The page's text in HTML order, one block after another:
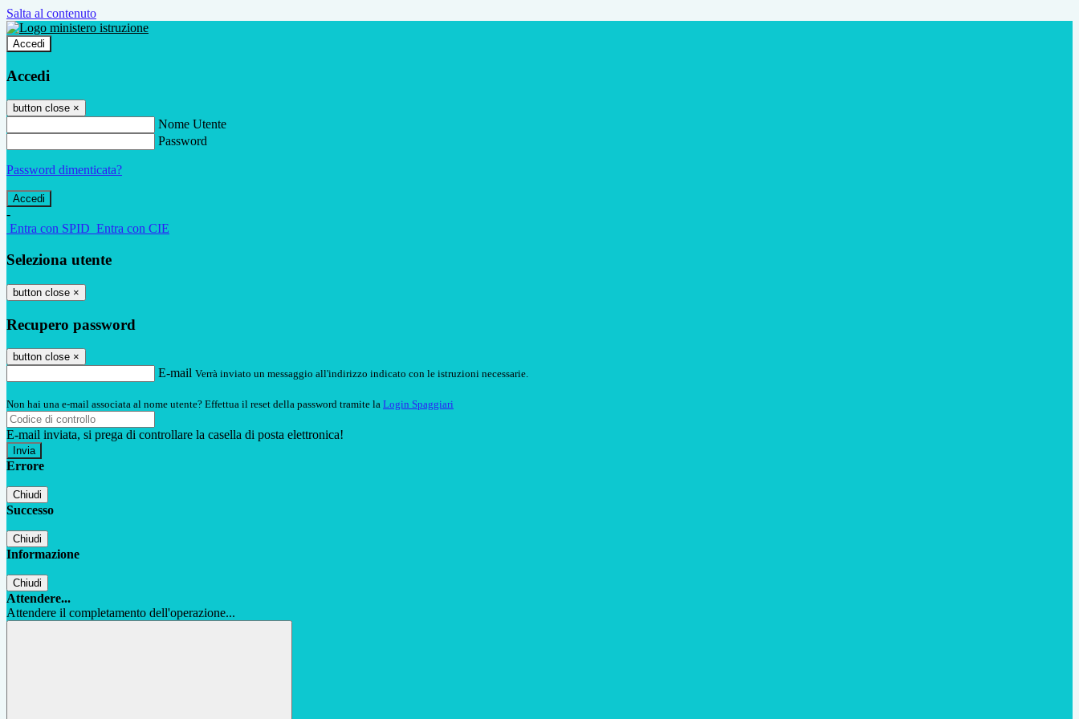
Salta al contenuto
Accedi
Accedi
button close ×
Nome Utente
Password
Password dimenticata?
-
Entra con SPID Entra con CIE
Seleziona utente
button close ×
Recupero password
button close ×
E-mail Verrà inviato un messaggio all'indirizzo indicato con le istruzioni necessarie.
Non hai una e-mail associata al nome utente? Effettua il reset della password tramite la Login Spaggiari
E-mail inviata, si prega di controllare la casella di posta elettronica!
Errore
Chiudi
Successo
Chiudi
Informazione
Chiudi
Attendere...
Attendere il completamento dell'operazione...